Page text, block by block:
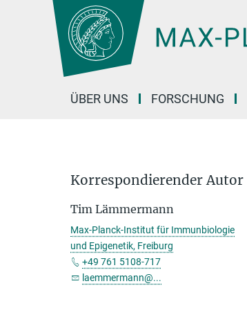
Hauptinhalt
ÜBER UNS FORSCHUNG
Korrespondierender Autor
Tim Lämmermann
Max-Planck-Institut für Immunbiologie
und Epigenetik, Freiburg
+49 761 5108-717
laemmermann@...